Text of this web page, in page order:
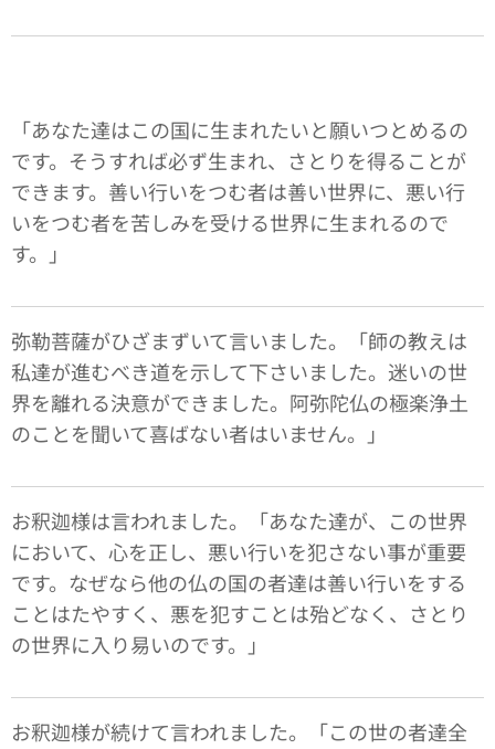
「あなた達はこの国に生まれたいと願いつとめるの
です。そうすれば必ず生まれ、さとりを得ることが
できます。善い行いをつむ者は善い世界に、悪い行
いをつむ者を苦しみを受ける世界に生まれるので
す。」
弥勒菩薩がひざまずいて言いました。「師の教えは
私達が進むべき道を示して下さいました。迷いの世
界を離れる決意ができました。阿弥陀仏の極楽浄土
のことを聞いて喜ばない者はいません。」
お釈迦様は言われました。「あなた達が、この世界
において、心を正し、悪い行いを犯さない事が重要
です。なぜなら他の仏の国の者達は善い行いをする
ことはたやすく、悪を犯すことは殆どなく、さとり
の世界に入り易いのです。」
お釈迦様が続けて言われました。「この世の者達全